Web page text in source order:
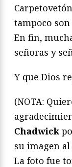
tampoco
En fin,
señoras y
Y que Dios
(NOTA:
Chadwick
su imagen
La foto fue